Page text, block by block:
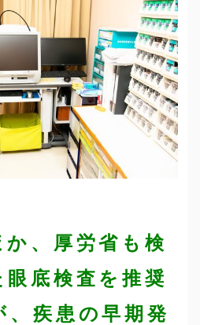
か、厚労省も検
底検査を推奨
、疾患の早期発